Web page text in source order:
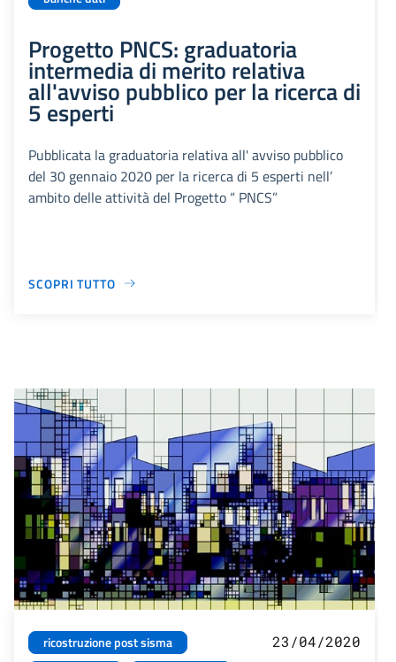
Progetto PNCS: graduatoria
intermedia di merito relativa
all'avviso pubblico per la ricerca di
5 esperti
Pubblicata la graduatoria relativa all' avviso pubblico
del 30 gennaio 2020 per la ricerca di 5 esperti nell’
ambito delle attività del Progetto “ PNCS”
SCOPRI TUTTO
ricostruzione post sisma
23/04/2020